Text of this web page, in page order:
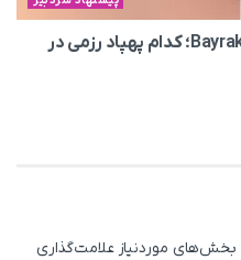
مقایسه MQ-9 Reaper و Bayraktar TB2؛ کدام پهپاد رزمی در
بخش‌های موردنیاز علامت‌گذاری